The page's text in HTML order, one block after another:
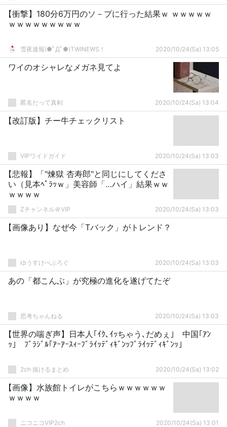
【衝撃】180分6万円のソ－プに行った結果ｗ ｗｗｗｗｗ
ｗｗｗｗｗｗｗｗｗ
雪夜速報(●ﾟДﾟ●)TWINEWS！ 2020/10/24(Sa) 13:05
ワイのオシャレなメガネ見てよ
匿名だって真剣 2020/10/24(Sa) 13:04
【改訂版】チー牛チェックリスト
VIPワイドガイド 2020/10/24(Sa) 13:03
【悲報】「"煉獄 杏寿郎"と同じにしてくださ
い（見本ﾍﾟﾗｯｗ」美容師「…ハイ」結果ｗｗ
ｗｗｗｗ
Zチャンネル＠VIP 2020/10/24(Sa) 13:03
【画像あり】なぜ今「Tバック」がトレンド？
ゆうすけべぶろぐ 2020/10/24(Sa) 13:03
あの「都こんぶ」が究極の進化を遂げてたぞ
思考ちゃんねる 2020/10/24(Sa) 13:03
【世界の喘ぎ声】日本人｢ｲｸ､ｲｯちゃう､だめぇ｣ 中国｢ｱﾝ
ｯ｣ ﾌﾞﾗｼﾞﾙ｢ｱｰｱｰｽｨｰﾌﾞﾗｲｯﾃﾞｨｷﾞﾝｯﾌﾞﾗｲｯﾃﾞｨｷﾞﾝｯ｣
2ch 抜けるまとめ 2020/10/24(Sa) 13:02
【画像】水族館トイレがこちらｗｗｗｗｗｗ
ｗｗｗｗ
ニコニコVIP2ch 2020/10/24(Sa) 13:01